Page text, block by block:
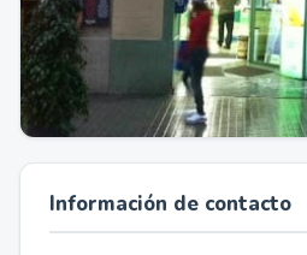
Información de contacto